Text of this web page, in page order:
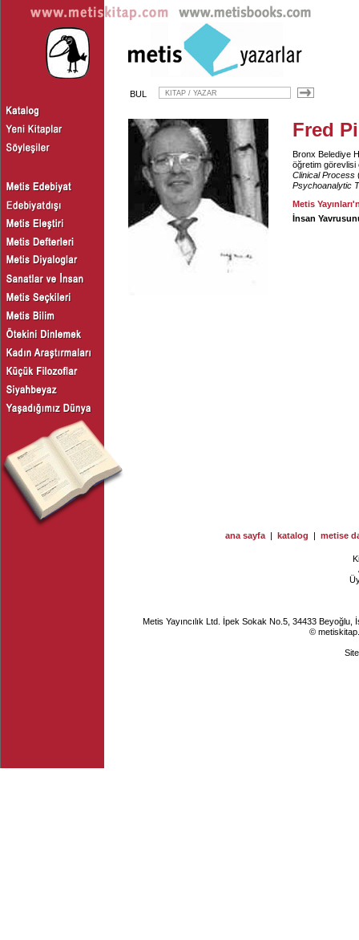
BUL
Fred
Bronx Belediye
öğretim görevlisi
Clinical Process
Psychoanalytic
Metis
İnsan
ana sayfa | katalog | metise
Metis Yayıncılık Ltd. İpek Sokak No.5, 34433
©